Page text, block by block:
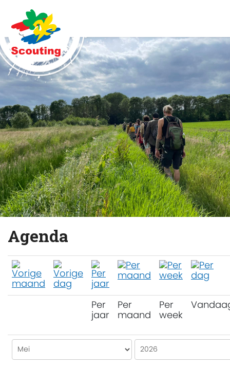
Agenda
Per
jaar
Per
maand
Per
week